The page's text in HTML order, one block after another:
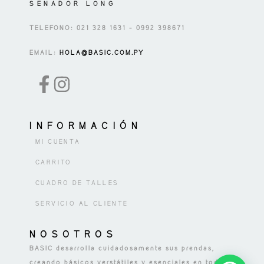
SENADOR LONG
TELEFONO: 021 328 1631 – 0992 398671
EMAIL: HOLA@BASIC.COM.PY
INFORMACIÓN
MI CUENTA
CARRITO
CUADRO DE TALLES
SERVICIO AL CLIENTE
NOSOTROS
BASIC desarrolla cuidadosamente sus prendas,